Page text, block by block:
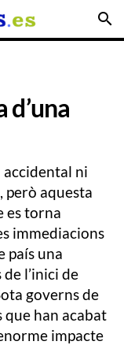
search
accidental ni
però aquesta
es torna
immediacions
país una
l’inici de
governs de
que han acabat
impacte